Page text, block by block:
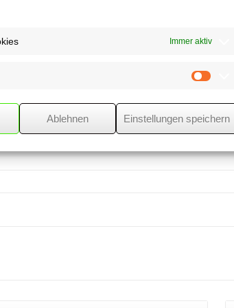
Immer aktiv
Ablehnen Einstellungen speichern